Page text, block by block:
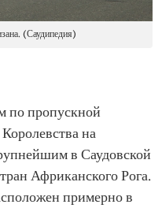
(Саудипедия)
по пропускной
на
в Саудовской
Африканского Рога.
примерно в